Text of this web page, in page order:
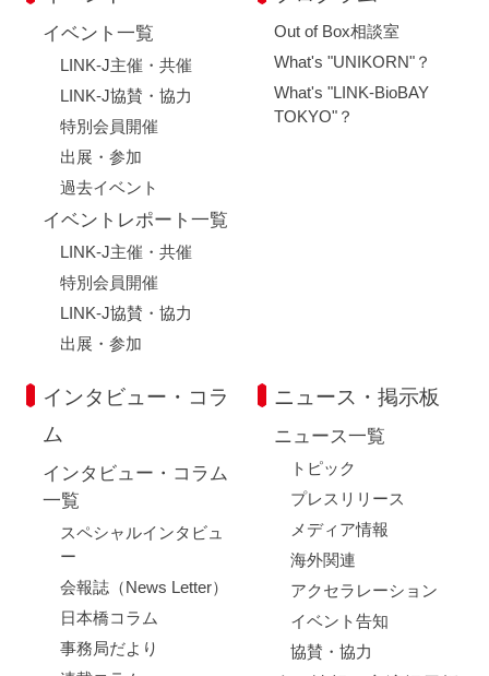
イベント一覧
LINK-J主催・共催
LINK-J協賛・協力
特別会員開催
出展・参加
過去イベント
イベントレポート一覧
LINK-J主催・共催
特別会員開催
LINK-J協賛・協力
出展・参加
Out of Box相談室
What's "UNIKORN"？
What's "LINK-BioBAY
TOKYO"？
インタビュー・コラ
ム
インタビュー・コラム
一覧
スペシャルインタビュ
ー
会報誌（News Letter）
日本橋コラム
事務局だより
ニュース・掲示板
ニュース一覧
トピック
プレスリリース
メディア情報
海外関連
アクセラレーション
イベント告知
協賛・協力